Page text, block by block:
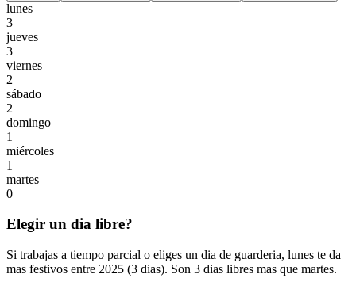
lunes
3
jueves
3
viernes
2
sábado
2
domingo
1
miércoles
1
martes
0
Elegir un dia libre?
Si trabajas a tiempo parcial o eliges un dia de guarderia, lunes te da
mas festivos entre 2025 (3 dias). Son 3 dias libres mas que martes.